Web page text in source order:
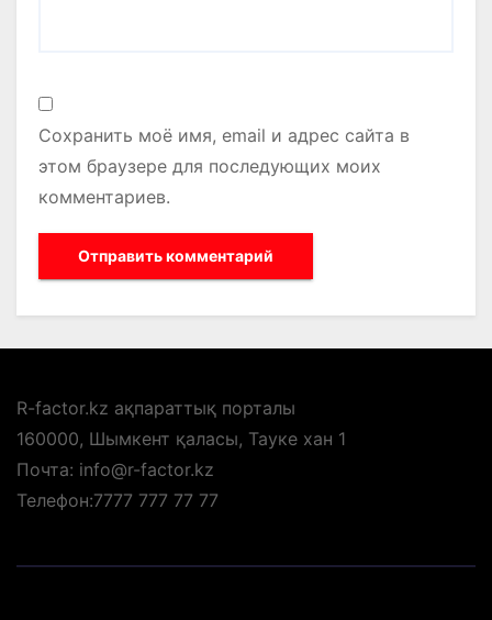
Сохранить моё имя, email и адрес сайта в
этом браузере для последующих моих
комментариев.
R-factor.kz ақпараттық порталы
160000, Шымкент қаласы, Тауке хан 1
Почта: info@r-factor.kz
Телефон:7777 777 77 77